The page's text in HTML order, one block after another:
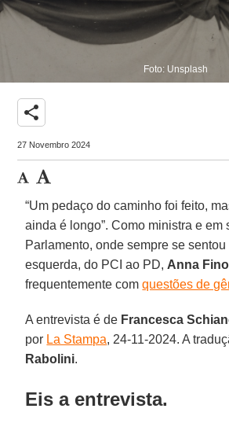
Foto: Unsplash
share
27 Novembro 2024
“Um pedaço do caminho foi feito,
ainda é longo”. Como ministra e em
Parlamento, onde sempre se
esquerda, do PCI ao PD, Anna
frequentemente comquestões de
A entrevista é de Francesca
por La Stampa, 24-11-2024. A
Rabolini.
Eis a entrevista.